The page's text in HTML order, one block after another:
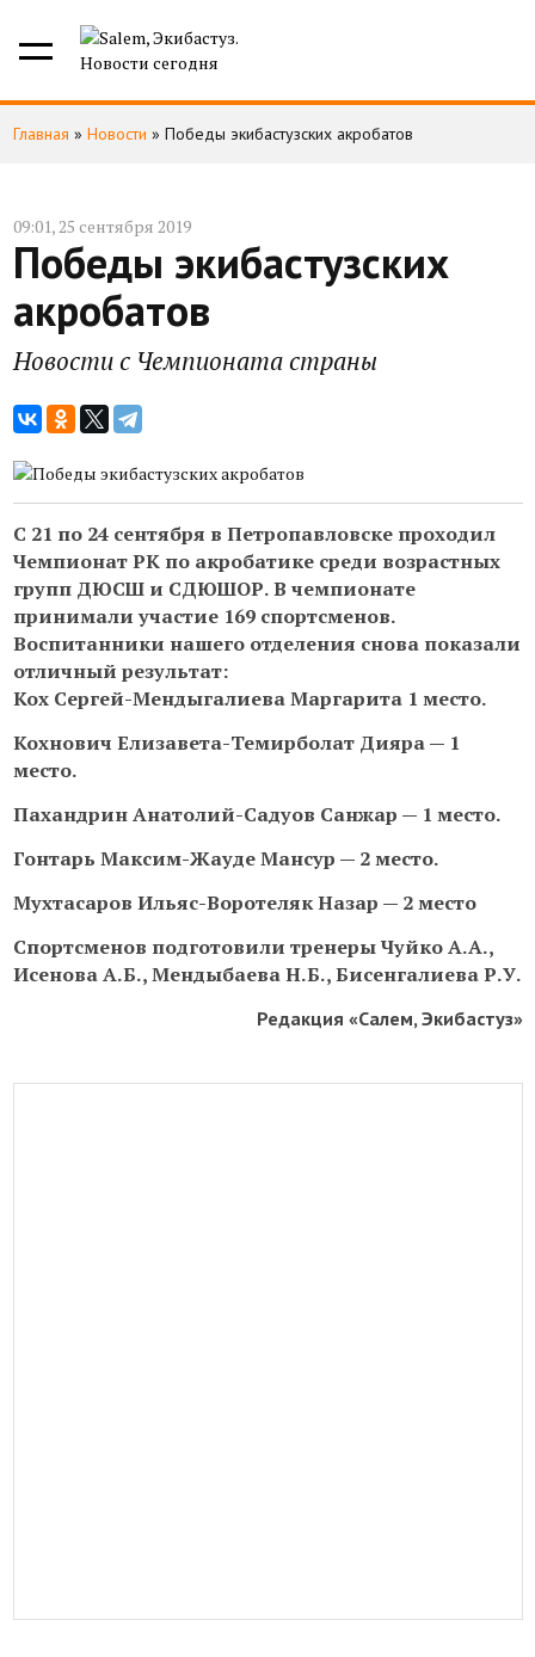
Главная » Новости » Победы экибастузских акробатов
09:01, 25 сентября 2019
Победы экибастузских
акробатов
Новости с Чемпионата страны
С 21 по 24 сентября в Петропавловске проходил
Чемпионат РК по акробатике среди возрастных
групп ДЮСШ и СДЮШОР. В чемпионате
принимали участие 169 спортсменов.
Воспитанники нашего отделения снова показали
отличный результат:
Кох Сергей-Мендыгалиева Маргарита 1 место.
Кохнович Елизавета-Темирболат Дияра — 1
место.
Пахандрин Анатолий-Садуов Санжар — 1 место.
Гонтарь Максим-Жауде Мансур — 2 место.
Мухтасаров Ильяс-Воротеляк Назар — 2 место
Спортсменов подготовили тренеры Чуйко А.А.,
Исенова А.Б., Мендыбаева Н.Б., Бисенгалиева Р.У.
Редакция «Салем, Экибастуз»